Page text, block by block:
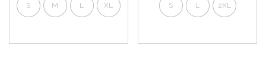
S M L XL S L 2XL